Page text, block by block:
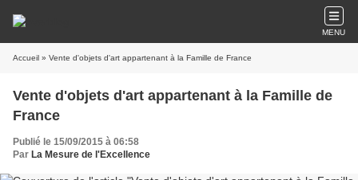
MENU
Accueil » Vente d'objets d'art appartenant à la Famille de France
Vente d'objets d'art appartenant à la Famille de
France
Publié le 15/09/2015 à 06:58
Par La Mesure de l'Excellence